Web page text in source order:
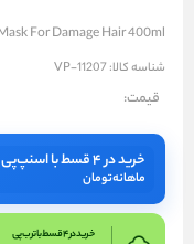
For Damage Hair 400ml
شناسه کالا: VP-11207
قیمت:
خرید در ۴ قسط با اسنپ‌پی
ماهانهتومان
خرید در 4 قسط با ترب پی